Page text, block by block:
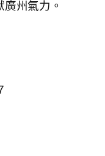
州氣力。